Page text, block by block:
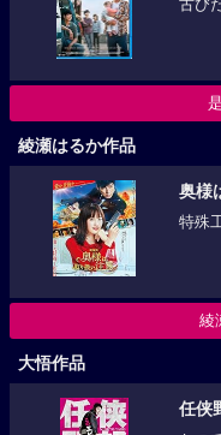
古び
綾瀬はるか作品
奥様
特殊
綾
大悟作品
任侠